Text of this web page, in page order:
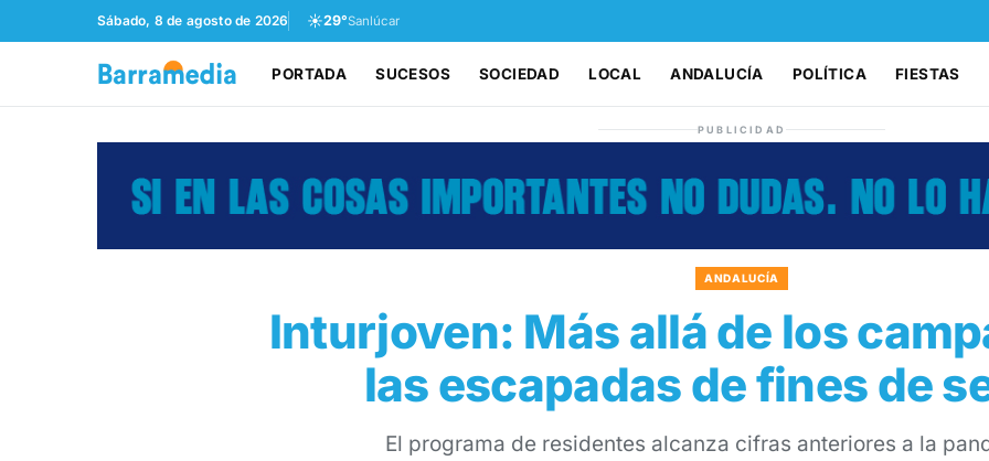
Sábado, 8 de agosto de 2026 ☀️29°Sanlúcar
PORTADA SUCESOS SOCIEDAD LOCAL ANDALUCÍA POLÍTICA FIESTAS
PUBLICIDAD
ANDALUCÍA
Inturjoven: Más allá de los
las escapadas de fines de
El programa de residentes alcanza cifras anteriores a la